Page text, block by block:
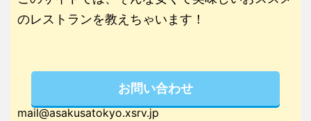
のレストランを教えちゃいます！
お問い合わせ
mail@asakusatokyo.xsrv.jp